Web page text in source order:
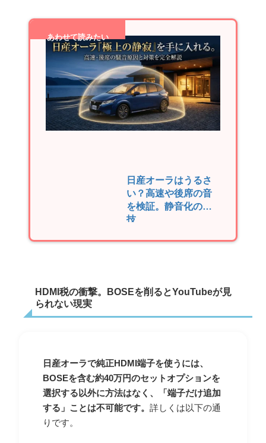
あわせて読みたい
日産オーラはうるさ
い？高速や後席の音
を検証。静音化の裏
技
HDMI税の衝撃。BOSEを削るとYouTubeが見
られない現実
日産オーラで純正HDMI端子を使うには、
BOSEを含む約40万円のセットオプションを
選択する以外に方法はなく、「端子だけ追加
する」ことは不可能です。 詳しくは以下の通
りです。